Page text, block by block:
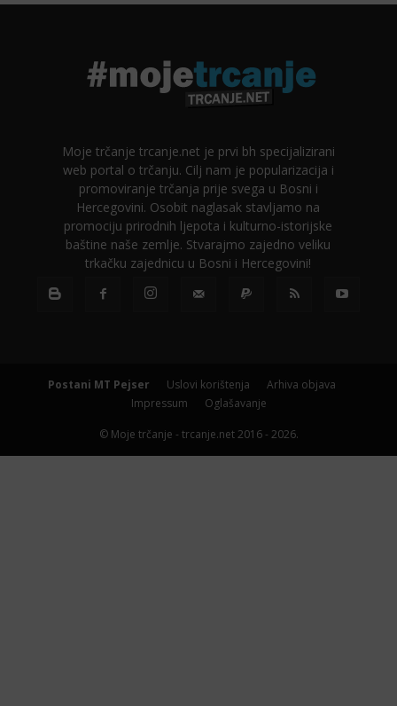
Moje trčanje trcanje.net je prvi bh specijalizirani
web portal o trčanju. Cilj nam je popularizacija i
promoviranje trčanja prije svega u Bosni i
Hercegovini. Osobit naglasak stavljamo na
promociju prirodnih ljepota i kulturno-istorijske
baštine naše zemlje. Stvarajmo zajedno veliku
trkačku zajednicu u Bosni i Hercegovini!
Postani MT Pejser Uslovi korištenja
Arhiva objava
Impressum
Oglašavanje
© Moje trčanje - trcanje.net 2016 - 2026.